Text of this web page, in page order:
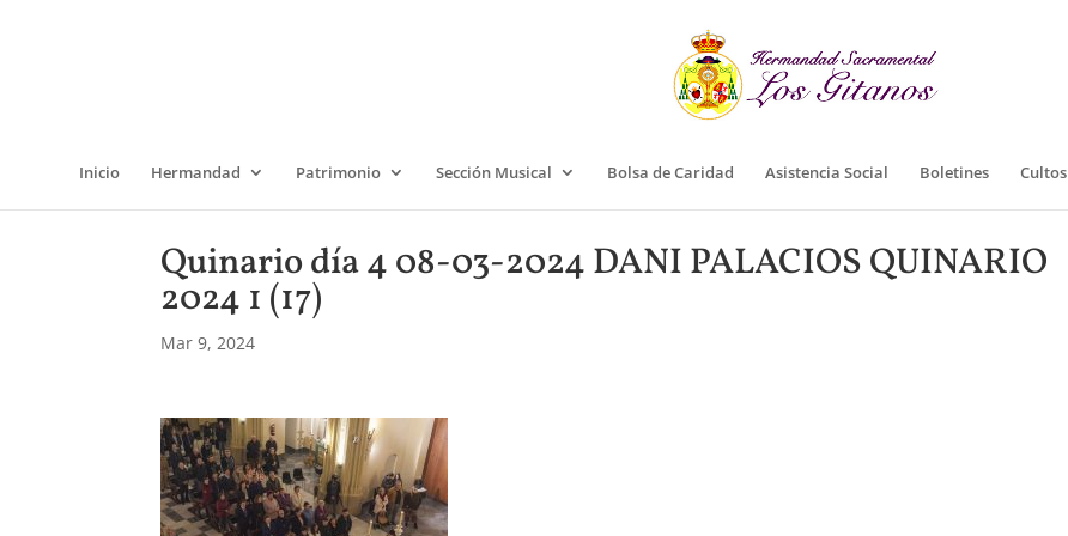
Inicio Hermandad Patrimonio Sección Musical Bolsa de Caridad Asistencia Social Boletines Cultos
Quinario día 4 08-03-2024 DANI PALACIOS QUINARIO
2024 1 (17)
Mar 9, 2024